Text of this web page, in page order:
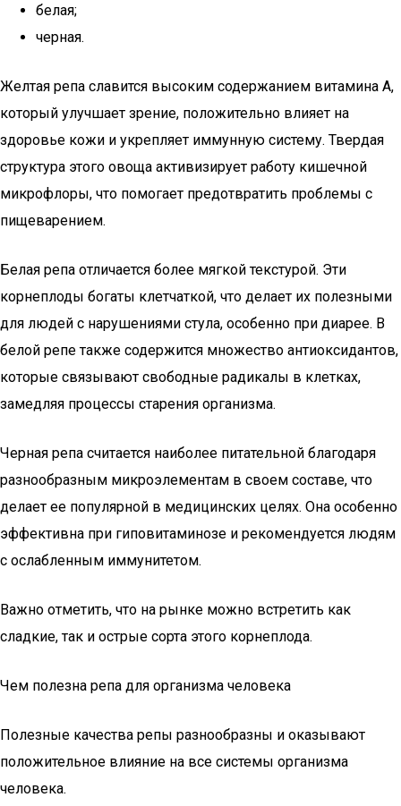
белая;
черная.
Желтая репа славится высоким содержанием витамина A,
который улучшает зрение, положительно влияет на
здоровье кожи и укрепляет иммунную систему. Твердая
структура этого овоща активизирует работу кишечной
микрофлоры, что помогает предотвратить проблемы с
пищеварением.
Белая репа отличается более мягкой текстурой. Эти
корнеплоды богаты клетчаткой, что делает их полезными
для людей с нарушениями стула, особенно при диарее. В
белой репе также содержится множество антиоксидантов,
которые связывают свободные радикалы в клетках,
замедляя процессы старения организма.
Черная репа считается наиболее питательной благодаря
разнообразным микроэлементам в своем составе, что
делает ее популярной в медицинских целях. Она особенно
эффективна при гиповитаминозе и рекомендуется людям
с ослабленным иммунитетом.
Важно отметить, что на рынке можно встретить как
сладкие, так и острые сорта этого корнеплода.
Чем полезна репа для организма человека
Полезные качества репы разнообразны и оказывают
положительное влияние на все системы организма
человека.